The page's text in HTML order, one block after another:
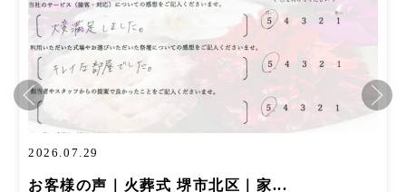
2026.07.29
お客様の声｜火葬式 堺市北区｜家...